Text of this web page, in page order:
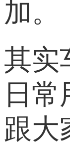
加。
其实
日
跟大